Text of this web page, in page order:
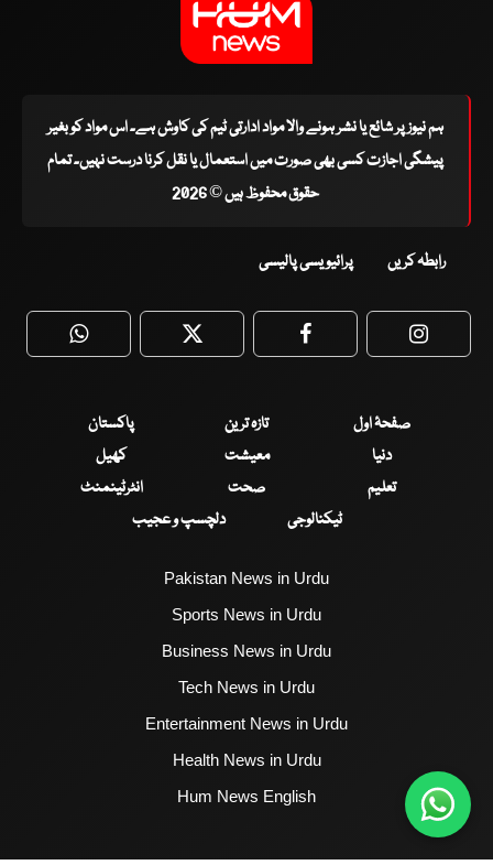
ہم نیوز پر شائع یا نشر ہونے والا مواد ادارتی ٹیم کی کاوش ہے۔ اس مواد کو بغیر
پیشگی اجازت کسی بھی صورت میں استعمال یا نقل کرنا درست نہیں۔ تمام
حقوق محفوظ ہیں © 2026
رابطہ کریں پرائیویسی پالیسی
WhatsApp Twitter Facebook
صفحۂ اول تازہ ترین
پاکستان
دنیا
معیشت
کھیل
تعلیم
صحت
انٹرٹینمنٹ
ٹیکنالوجی
دلچسپ و عجیب
Pakistan News in Urdu
Sports News in Urdu
Business News in Urdu
Tech News in Urdu
Entertainment News in Urdu
Health News in Urdu
Hum News English